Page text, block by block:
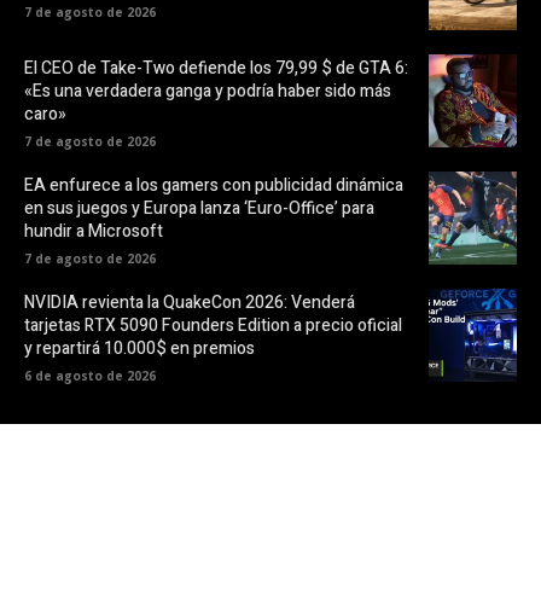
7 de agosto de 2026
El CEO de Take-Two defiende los 79,99 $ de GTA 6:
«Es una verdadera ganga y podría haber sido más
caro»
7 de agosto de 2026
EA enfurece a los gamers con publicidad dinámica
en sus juegos y Europa lanza ‘Euro-Office’ para
hundir a Microsoft
7 de agosto de 2026
NVIDIA revienta la QuakeCon 2026: Venderá
tarjetas RTX 5090 Founders Edition a precio oficial
y repartirá 10.000$ en premios
6 de agosto de 2026